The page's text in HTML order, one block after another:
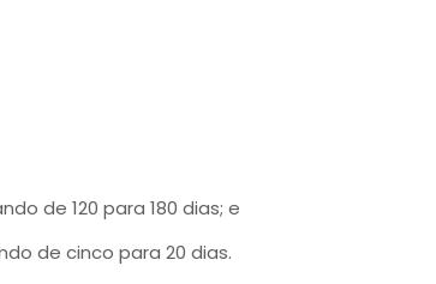
de 120 para 180 dias; e
de cinco para 20 dias.